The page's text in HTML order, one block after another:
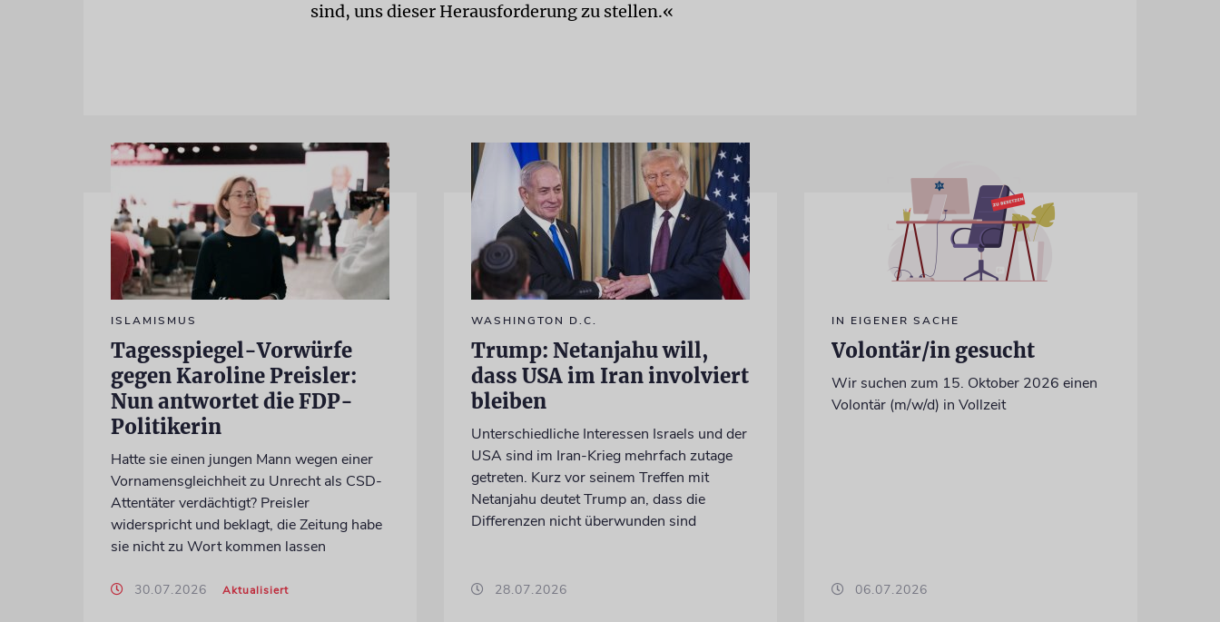
sind, uns dieser Herausforderung zu stellen.«
ISLAMISMUS
Tagesspiegel-Vorwürfe
gegen Karoline Preisler:
Nun antwortet die FDP-
Politikerin
Hatte sie einen jungen Mann wegen einer
Vornamensgleichheit zu Unrecht als CSD-
Attentäter verdächtigt? Preisler
widerspricht und beklagt, die Zeitung habe
sie nicht zu Wort kommen lassen
30.07.2026 Aktualisiert
WASHINGTON D.C.
Trump: Netanjahu will,
dass USA im Iran involviert
bleiben
Unterschiedliche Interessen Israels und der
USA sind im Iran-Krieg mehrfach zutage
getreten. Kurz vor seinem Treffen mit
Netanjahu deutet Trump an, dass die
Differenzen nicht überwunden sind
28.07.2026
IN EIGENER SACHE
Volontär/in gesucht
Wir suchen zum 15. Oktober 2026 einen
Volontär (m/w/d) in Vollzeit
06.07.2026